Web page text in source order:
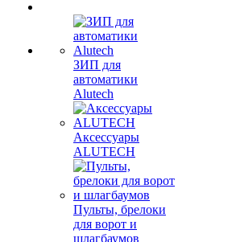
ЗИП для
автоматики
Alutech
Аксессуары
ALUTECH
Пульты, брелоки
для ворот и
шлагбаумов